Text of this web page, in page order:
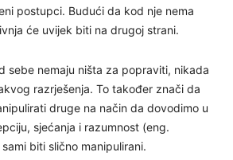
postupci. Budući da kod nje nema
će uvijek biti na drugoj strani.
sebe nemaju ništa za popraviti, nikada
razrješenja. To također znači da
druge na način da dovodimo u
sjećanja i razumnost (eng.
biti slično manipulirani.